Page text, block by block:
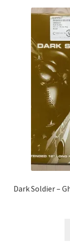
Dark Soldier ‎–